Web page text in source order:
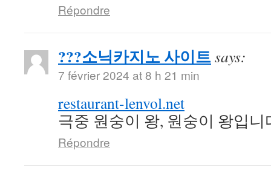
Répondre
???소닉카지노 사이트says:
7 février 2024 at 8 h 21 min
restaurant-lenvol.net
극중 원숭이 왕, 원숭이 왕입니
Répondre